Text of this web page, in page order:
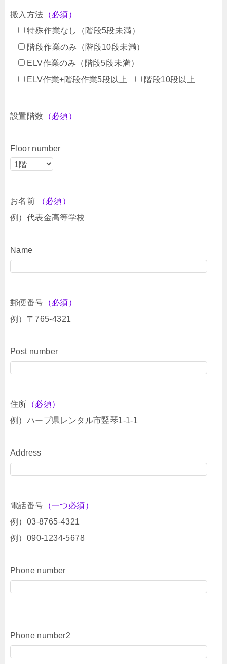
搬入方法 （必須）
特殊作業なし（階段5段未満）
階段作業のみ（階段10段未満）
ELV作業のみ（階段5段未満）
ELV作業+階段作業5段以上
階段10段以上
設置階数 （必須）
Floor number
お名前
（必須）
例）代表金高等学校
Name
郵便番号 （必須）
例）〒765-4321
Post number
住所 （必須）
例）ハープ県レンタル市竪琴1-1-1
Address
電話番号 （一つ必須）
例）03-8765-4321
例）090-1234-5678
Phone number
Phone number2